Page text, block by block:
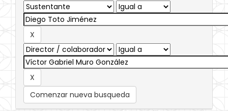
Comenzar nueva busqueda